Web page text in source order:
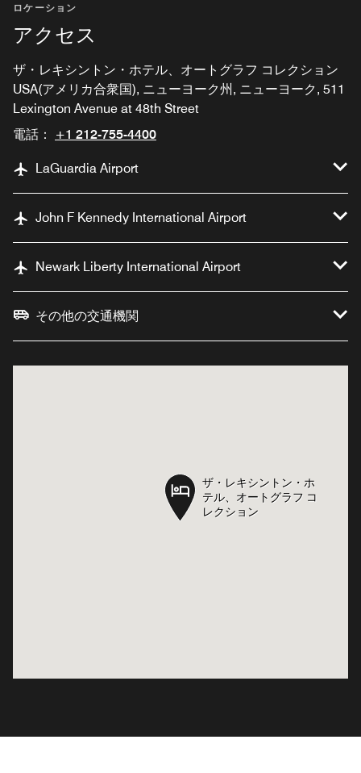
ロケーション
アクセス
ザ・レキシントン・ホテル、オートグラフ コレクション
USA(アメリカ合衆国), ニューヨーク州, ニューヨーク, 511
Lexington Avenue at 48th Street
電話：
+1 212-755-4400
LaGuardia Airport
John F Kennedy International Airport
Newark Liberty International Airport
その他の交通機関
ザ・レキシントン・ホ
テル、オートグラフ コ
レクション
ザ・レキシントン・ホ
テル、オートグラフ コ
レクション